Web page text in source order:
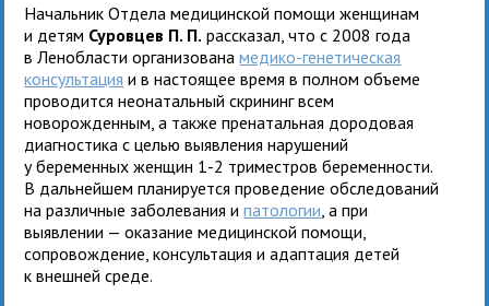
Начальник Отдела медицинской помощи женщинам
и детям Суровцев П. П. рассказал, что с 2008 года
в Ленобласти организованамедико-генетическая
консультация и в настоящее время в полном объеме
проводится неонатальный скрининг всем
новорожденным, а также пренатальная дородовая
диагностика с целью выявления нарушений
у беременных женщин 1-2 триместров беременности.
В дальнейшем планируется проведение обследований
на различные заболевания ипатологии , а при
выявлении — оказание медицинской помощи,
сопровождение, консультация и адаптация детей
к внешней среде.